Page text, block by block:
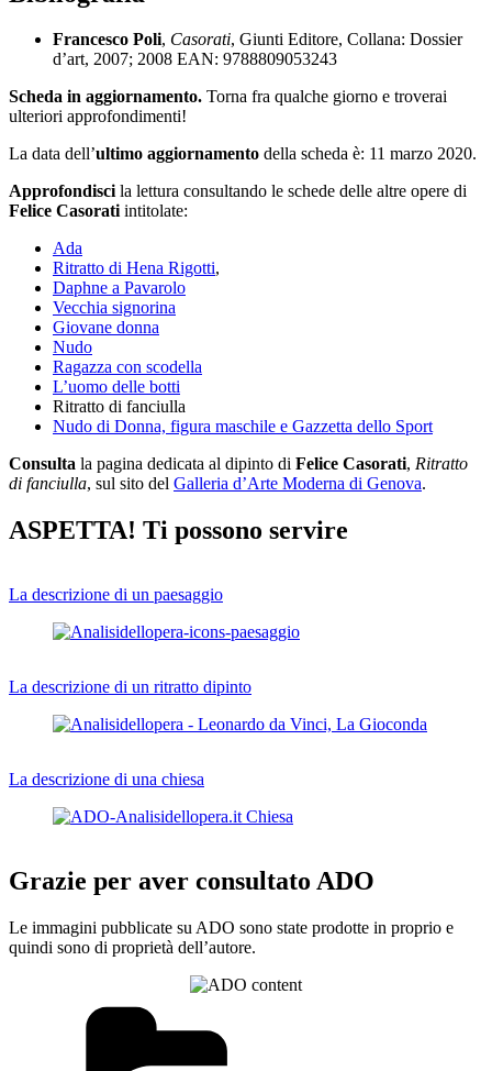
Francesco Poli, Casorati, Giunti Editore, Collana: Dossier
d’art, 2007; 2008 EAN: 9788809053243
Scheda in aggiornamento. Torna fra qualche giorno e troverai
ulteriori approfondimenti!
La data dell’ultimo aggiornamento della scheda è: 11 marzo 2020.
Approfondiscila lettura consultando le schede delle altre opere di
Felice Casoratiintitolate:
Ada
Ritratto di Hena Rigotti,
Daphne a Pavarolo
Vecchia signorina
Giovane donna
Nudo
Ragazza con scodella
L’uomo delle botti
Ritratto di fanciulla
Nudo di Donna, figura maschile e Gazzetta dello Sport
Consulta la pagina dedicata al dipinto di Felice Casorati, Ritratto
di fanciulla, sul sito del Galleria d’Arte Moderna di Genova.
ASPETTA! Ti possono servire
La descrizione di un paesaggio
La descrizione di un ritratto dipinto
La descrizione di una chiesa
Grazie per aver consultato ADO
Le immagini pubblicate su ADO sono state prodotte in proprio e
quindi sono di proprietà dell’autore.